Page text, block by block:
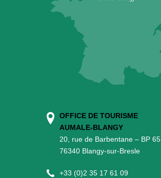
OFFICE DE TOURISME
AUMALE-BLANGY
20, rue de Barbentane – BP 65
76340 Blangy-sur-Bresle
+33 (0)2 35 17 61 09